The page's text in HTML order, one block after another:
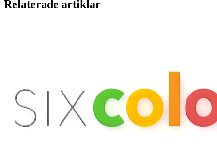
Relaterade artiklar